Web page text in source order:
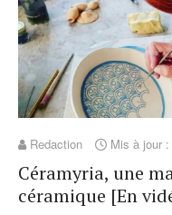
Redaction Mis à jour
Céramyria, une
céramique [En